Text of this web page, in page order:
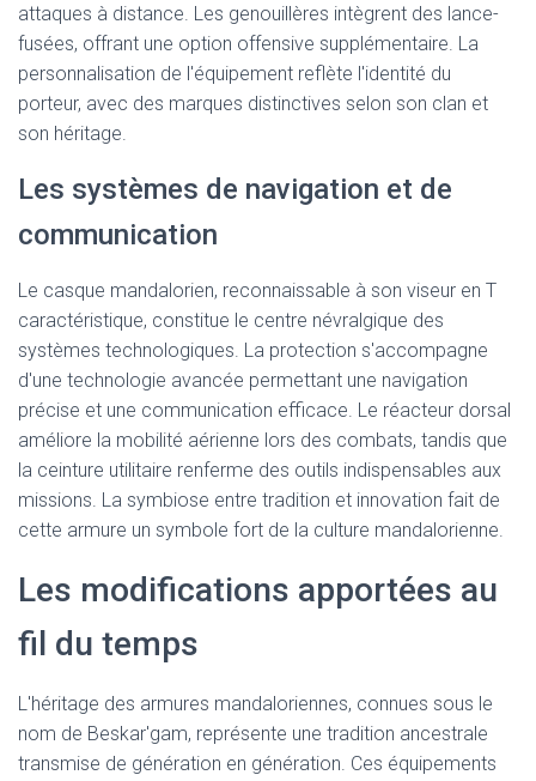
attaques à distance. Les genouillères intègrent des lance-
fusées, offrant une option offensive supplémentaire. La
personnalisation de l'équipement reflète l'identité du
porteur, avec des marques distinctives selon son clan et
son héritage.
Les systèmes de navigation et de
communication
Le casque mandalorien, reconnaissable à son viseur en T
caractéristique, constitue le centre névralgique des
systèmes technologiques. La protection s'accompagne
d'une technologie avancée permettant une navigation
précise et une communication efficace. Le réacteur dorsal
améliore la mobilité aérienne lors des combats, tandis que
la ceinture utilitaire renferme des outils indispensables aux
missions. La symbiose entre tradition et innovation fait de
cette armure un symbole fort de la culture mandalorienne.
Les modifications apportées au
fil du temps
L'héritage des armures mandaloriennes, connues sous le
nom de Beskar'gam, représente une tradition ancestrale
transmise de génération en génération. Ces équipements